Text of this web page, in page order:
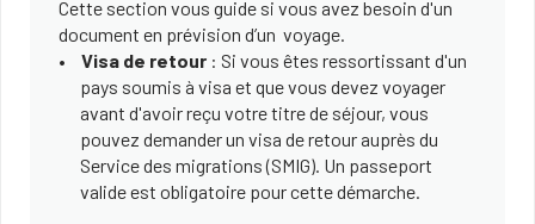
Cette section vous guide si vous avez besoin d'un
document en prévision d’un voyage.
Visa de retour: Si vous êtes ressortissant d'un
pays soumis à visa et que vous devez voyager
avant d'avoir reçu votre titre de séjour, vous
pouvez demander un visa de retour auprès du
Service des migrations (SMIG). Un passeport
valide est obligatoire pour cette démarche.